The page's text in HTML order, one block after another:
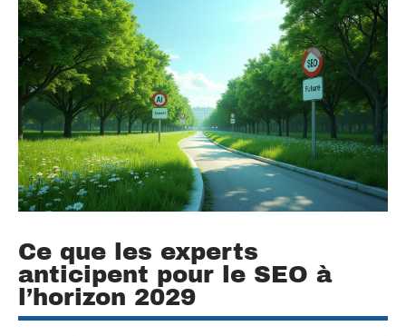
Ce que les experts
anticipent pour le SEO à
l’horizon 2029